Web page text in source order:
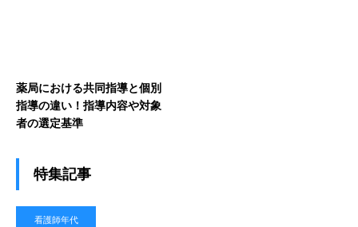
薬局における共同指導と個別
指導の違い！指導内容や対象
者の選定基準
特集記事
看護師年代